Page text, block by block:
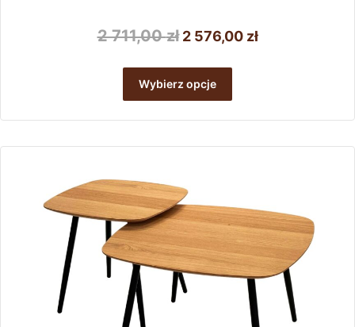
2 711,00zł Pierwotna
wynosiła:
2
711,00 zł.
2 576,00 złAktualna
576,00 zł.
Wybierz opcje
ma
Opcje
stronie
produktu